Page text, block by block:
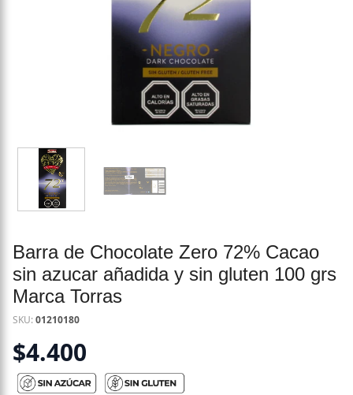
Barra de Chocolate Zero 72% Cacao
sin azucar añadida y sin gluten 100 grs
Marca Torras
SKU:01210180
$4.400